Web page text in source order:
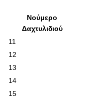
Νούμερο
Δαχτυλιδιού
11
12
13
14
15